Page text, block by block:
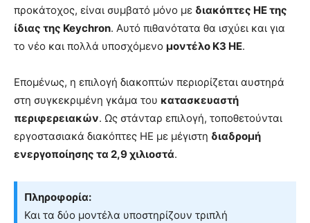
προκάτοχος, είναι συμβατό μόνο με διακόπτες HE της
ίδιας της Keychron. Αυτό πιθανότατα θα ισχύει και για
το νέο και πολλά υποσχόμενο μοντέλο K3 HE.
Επομένως, η επιλογή διακοπτών περιορίζεται αυστηρά
στη συγκεκριμένη γκάμα του κατασκευαστή
περιφερειακών. Ως στάνταρ επιλογή, τοποθετούνται
εργοστασιακά διακόπτες HE με μέγιστη διαδρομή
ενεργοποίησης τα 2,9 χιλιοστά.
Πληροφορία:
Και τα δύο μοντέλα υποστηρίζουν τριπλή